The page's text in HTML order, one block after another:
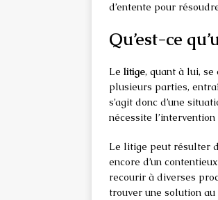
d’entente pour
Qu’est-ce
Le litige, quant à lui,
plusieurs parties,
s’agit donc d’une
nécessite
Le litige peut résulter
encore d’un
recourir à diverses
trouver une solution